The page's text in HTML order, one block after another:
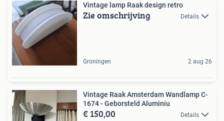
Vintage lamp Raak design retro
Zie omschrijving Details
Groningen 2 aug 26
Vintage Raak Amsterdam Wandlamp C-
1674 - Geborsteld Aluminiu
€ 150,00 Details